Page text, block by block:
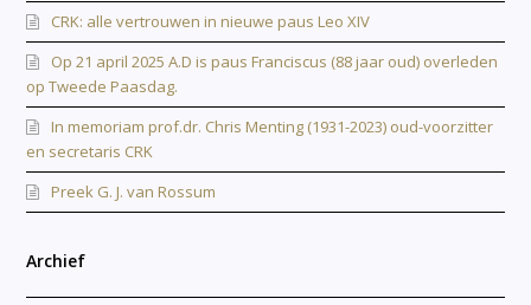
CRK: alle vertrouwen in nieuwe paus Leo XIV
Op 21 april 2025 A.D is paus Franciscus (88 jaar oud) overleden
op Tweede Paasdag.
In memoriam prof.dr. Chris Menting (1931-2023) oud-voorzitter
en secretaris CRK
Preek G. J. van Rossum
Archief